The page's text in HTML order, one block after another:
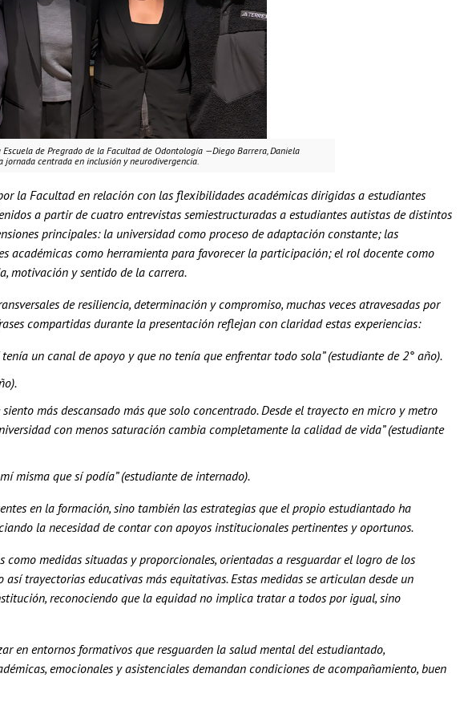
de Pregrado de la Facultad de Odontología —Diego Barrera, Daniela
centrada en inclusión y neurodivergencia.
la Facultad en relación con las flexibilidades académicas dirigidas a estudiantes
a partir de cuatro entrevistas semiestructuradas a estudiantes autistas de distintos
principales: la universidad como proceso de adaptación constante; las
académicas como herramienta para favorecer la participación; el rol docente como
motivación y sentido de la carrera.
de resiliencia, determinación y compromiso, muchas veces atravesadas por
compartidas durante la presentación reflejan con claridad estas experiencias:
un canal de apoyo y que no tenía que enfrentar todo sola” (estudiante de 2° año).
más descansado más que solo concentrado. Desde el trayecto en micro y metro
con menos saturación cambia completamente la calidad de vida” (estudiante
misma que sí podía” (estudiante de internado).
en la formación, sino también las estrategias que el propio estudiantado ha
la necesidad de contar con apoyos institucionales pertinentes y oportunos.
medidas situadas y proporcionales, orientadas a resguardar el logro de los
trayectorias educativas más equitativas. Estas medidas se articulan desde un
reconociendo que la equidad no implica tratar a todos por igual, sino
en entornos formativos que resguarden la salud mental del estudiantado,
emocionales y asistenciales demandan condiciones de acompañamiento, buen